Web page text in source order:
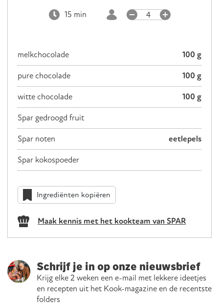
15 min 4
melkchocolade 100 g
pure chocolade 100 g
witte chocolade 100 g
Spar gedroogd fruit
Spar noten eetlepels
Spar kokospoeder
Ingrediënten kopiëren
Maak kennis met het kookteam van SPAR
Schrijf je in op onze nieuwsbrief
Krijg elke 2 weken een e-mail met lekkere ideetjes
en recepten uit het Kook-magazine en de recentste
folders